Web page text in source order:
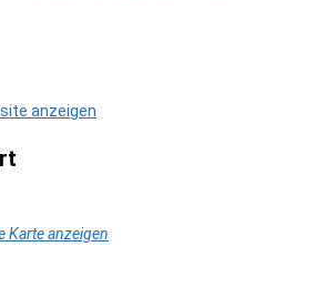
anzeigen
Karte anzeigen